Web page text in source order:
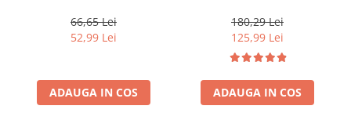
Touch of Grey, 40 g
66,65 Lei
52,99 Lei
ADAUGA IN COS
180,29 Lei
125,99 Lei
ADAUGA IN COS